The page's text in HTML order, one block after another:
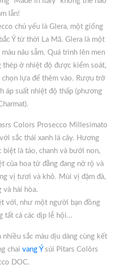
lẫn!
chủ yếu là Glera, một giống
Ý từ thời La Mã. Glera là một
nâu sẫm. Quá trình lên men
thép ở nhiệt độ được kiểm soát,
lựa để thêm vào. Rượu trở
áp suất nhiệt độ thấp (phương
Colors Prosecco Millesimato
sắc thái xanh lá cây. Hương
biệt là táo, chanh và bưởi non,
của hoa tử đằng đang nở rộ và
vị tươi và khô. Mùi vị đậm đà,
và hài hòa.
với, như một người bạn đồng
tất cả các dịp lễ hội…
sắc màu dịu dàng cùng kết
chai vang Ýsủi Pitars Colôrs
DOC.